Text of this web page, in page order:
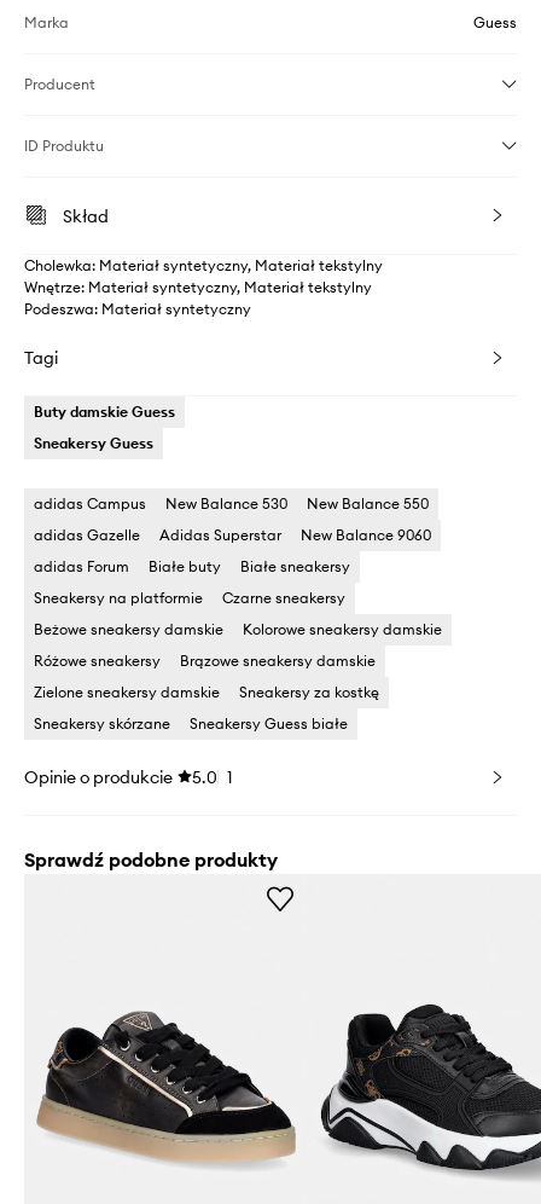
Marka Guess
Producent
ID Produktu
Skład
Cholewka: Materiał syntetyczny, Materiał tekstylny
Wnętrze: Materiał syntetyczny, Materiał tekstylny
Podeszwa: Materiał syntetyczny
Tagi
Buty damskie Guess
Sneakersy Guess
adidas Campus New Balance 530
New Balance 550
adidas Gazelle
Adidas Superstar
New Balance 9060
adidas Forum
Białe buty
Białe sneakersy
Sneakersy na platformie
Czarne sneakersy
Beżowe sneakersy damskie
Kolorowe sneakersy damskie
Różowe sneakersy
Brązowe sneakersy damskie
Zielone sneakersy damskie
Sneakersy za kostkę
Sneakersy skórzane
Sneakersy Guess białe
Opinie o produkcie 5.0 1
Sprawdź podobne produkty